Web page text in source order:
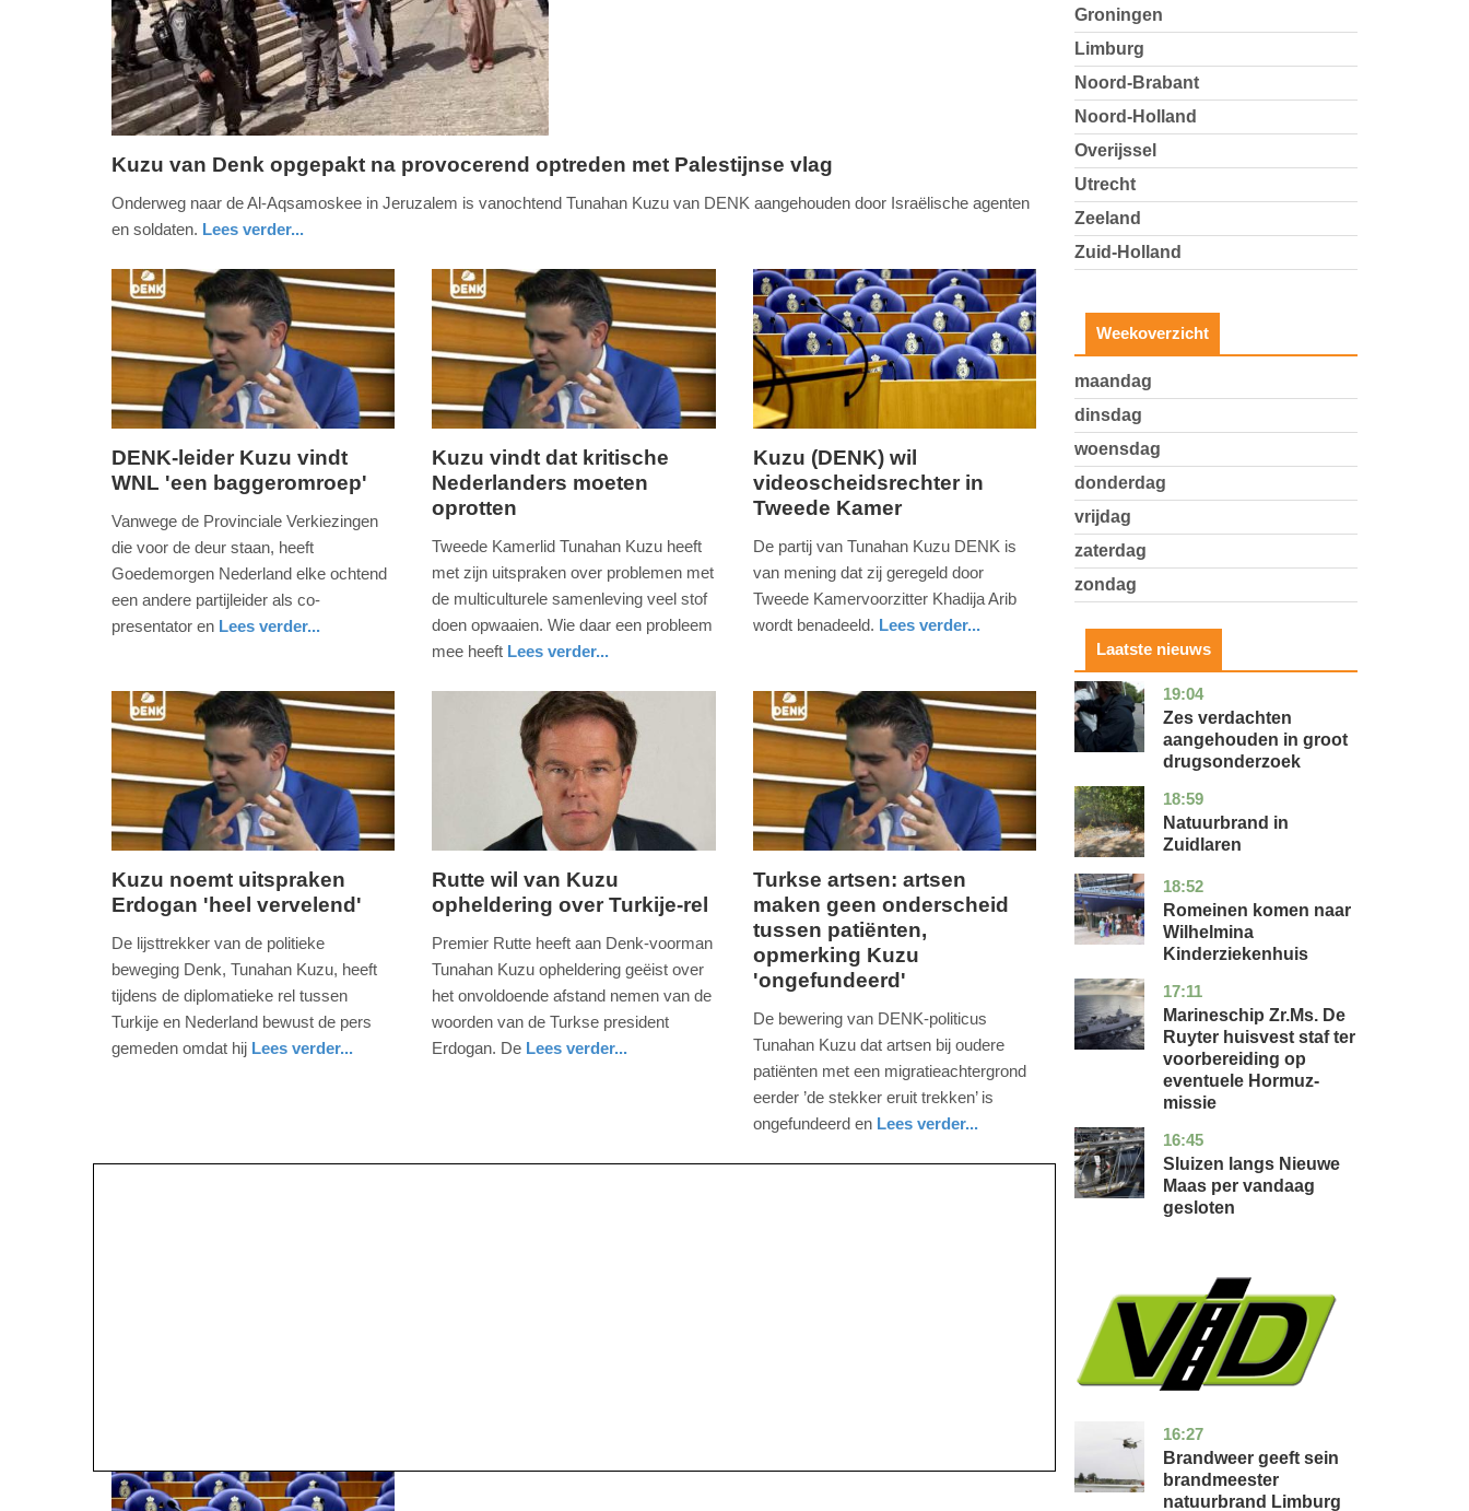
2019
-
12:05
Update:
09-
04-
2025
09:10
Kuzu van Denk opgepakt na provocerend optreden met Palestijnse vlag
Onderweg naar de Al-Aqsamoskee in Jeruzalem is vanochtend Tunahan Kuzu van DENK aangehouden door Israëlische agenten
en soldaten. Lees verder...
holland
woensdag,
09-
04-
2025
09:10
DENK-leider Kuzu vindt
WNL 'een baggeromroep'
Vanwege de Provinciale Verkiezingen
die voor de deur staan, heeft
Goedemorgen Nederland elke ochtend
een andere partijleider als co-
presentator en Lees verder...
dinsdag,
10.
09-
Kuzu vindt dat kritische
Nederlanders moeten
oprotten
Tweede Kamerlid Tunahan Kuzu heeft
met zijn uitspraken over problemen met
de multiculturele samenleving veel stof
doen opwaaien. Wie daar een probleem
mee heeft Lees verder...
holland
woensdag,
10.
2018
09-
04-
2025
09:10
Kuzu (DENK) wil
videoscheidsrechter in
Tweede Kamer
De partij van Tunahan Kuzu DENK is
van mening dat zij geregeld door
Tweede Kamervoorzitter Khadija Arib
wordt benadeeld. Lees verder...
vrijdag,
maart
08:38
2025
Kuzu noemt uitspraken
Erdogan 'heel vervelend'
De lijsttrekker van de politieke
beweging Denk, Tunahan Kuzu, heeft
tijdens de diplomatieke rel tussen
Turkije en Nederland bewust de pers
gemeden omdat hij Lees verder...
donderdag,
2025
Rutte wil van Kuzu
opheldering over Turkije-rel
Premier Rutte heeft aan Denk-voorman
Tunahan Kuzu opheldering geëist over
het onvoldoende afstand nemen van de
woorden van de Turkse president
Erdogan. De Lees verder...
zaterdag,
25.
februari
2017
-
10:14
Update:
2025
Turkse artsen: artsen
maken geen onderscheid
tussen patiënten,
opmerking Kuzu
'ongefundeerd'
De bewering van DENK-politicus
Tunahan Kuzu dat artsen bij oudere
patiënten met een migratieachtergrond
eerder ’de stekker eruit trekken’ is
ongefundeerd en Lees verder...
holland
Groningen
Limburg
Noord-Brabant
Noord-Holland
Overijssel
Utrecht
Zeeland
Zuid-Holland
Weekoverzicht
maandag
dinsdag
woensdag
donderdag
vrijdag
zaterdag
zondag
Laatste nieuws
19:04
zuid-
holland
nieuws
Zes verdachten
aangehouden in groot
drugsonderzoek
18:59
drenthe
nieuws
Natuurbrand in
Zuidlaren
18:52
utrecht
nieuws
Romeinen komen naar
Wilhelmina
Kinderziekenhuis
17:11
zuid-
holland
nieuws
Marineschip Zr.Ms. De
Ruyter huisvest staf ter
voorbereiding op
eventuele Hormuz-
missie
16:45
zuid-
holland
nieuws
Sluizen langs Nieuwe
Maas per vandaag
gesloten
16:27
limburg
nieuws
Brandweer geeft sein
brandmeester
natuurbrand Limburg